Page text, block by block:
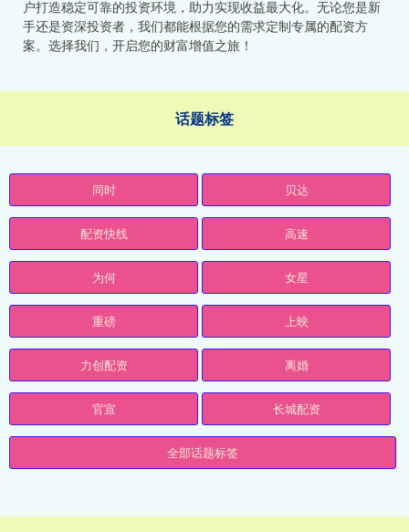
户打造稳定可靠的投资环境，助力实现收益最大化。无论您是新
手还是资深投资者，我们都能根据您的需求定制专属的配资方
案。选择我们，开启您的财富增值之旅！
话题标签
同时 贝达
配资快线 高速
为何 女星
重磅 上映
力创配资 离婚
官宣 长城配资
全部话题标签